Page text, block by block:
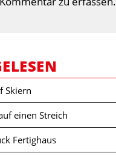
Skiern
einen Streich
Fertighaus